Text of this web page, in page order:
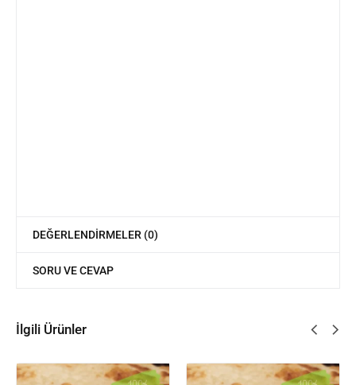
DEĞERLENDIRMELER (0)
SORU VE CEVAP
İlgili Ürünler